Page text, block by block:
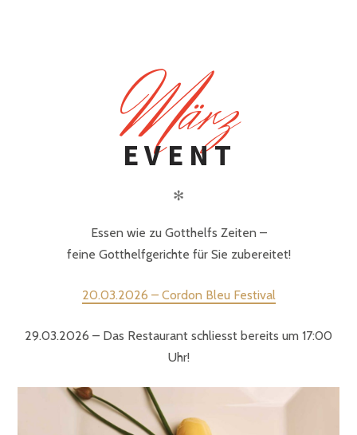
M
ärz
EVENT
✻
Essen wie zu Gotthelfs Zeiten –
feine Gotthelfgerichte für Sie zubereitet!
20.03.2026 – Cordon Bleu Festival
29.03.2026 – Das Restaurant schliesst bereits um 17:00
Uhr!